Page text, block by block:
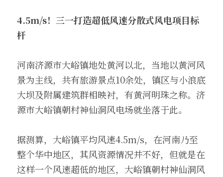
4.5m/s！三一打造超低风速分散式风电项目标
杆
河南济源市大峪镇地处黄河以北，当地以黄河风
景为主线，共有旅游景点10余处，镇区与小浪底
大坝及附属建筑群相映衬，有黄河明珠之称。济
源市大峪镇朝村神仙洞风电场就坐落于此。
据测算，大峪镇平均风速4.5m/s，在河南乃至
整个华中地区，其风资源情况并不好，但就是在
这样一个风速超低的地区，大峪镇朝村神仙洞风